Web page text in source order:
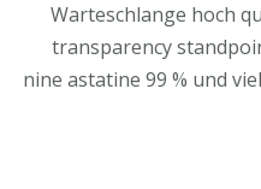
Warteschlange hoch
transparency
nine astatine 99 % und